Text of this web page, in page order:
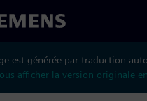
est générée par traduction
afficher la version originale